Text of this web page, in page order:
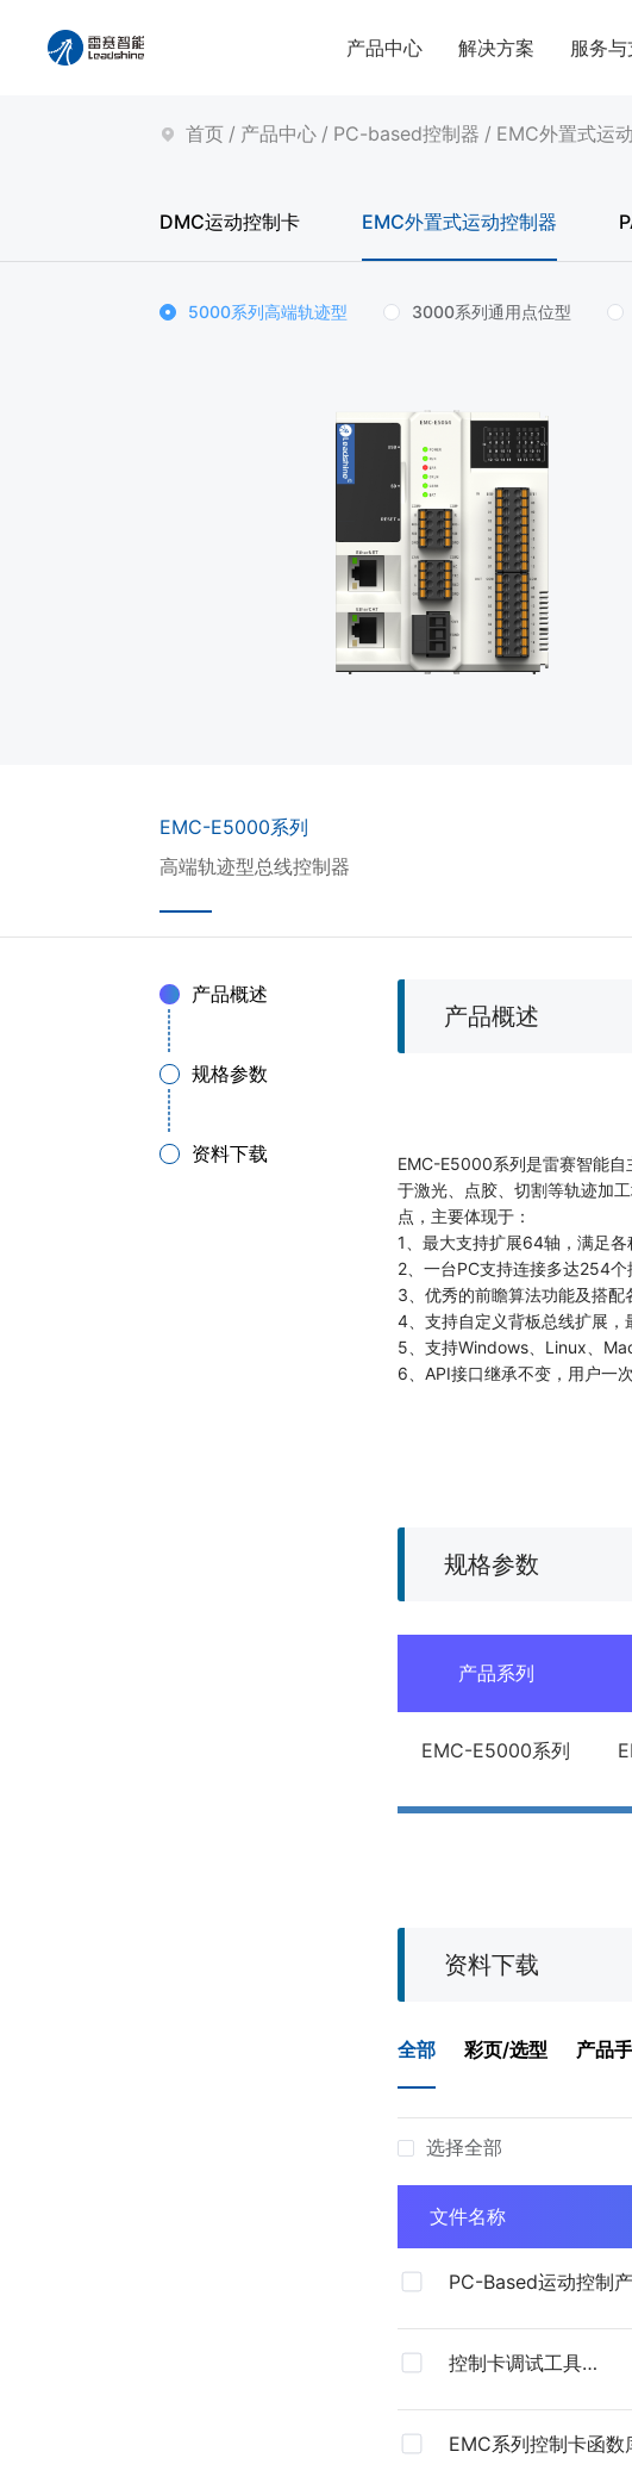
产品中心 解决方案 服务
首页 / 产品中心 / PC-based控制器 / EMC外置式运
DMC运动控制卡 EMC外置式运动控制器
5000系列高端轨迹型 3000系列通用点位型
EMC-E5000系列
高端轨迹型总线控制器
产品概述
规格参数
资料下载
产品概述
EMC-E5000系列是雷赛智能自
于激光、点胶、切割等轨迹加
点，主要体现于：
1、最大支持扩展64轴，满足各
2、一台PC支持连接多达254个
3、优秀的前瞻算法功能及搭配
4、支持自定义背板总线扩展，
5、支持Windows、Linux、
6、API接口继承不变，用户一
规格参数
产品系列
EMC-E5000系列
资料下载
全部 彩页/选型 产品
选择全部
文件名称
PC-Based运动控制
控制卡调试工具
EMC系列控制卡函数